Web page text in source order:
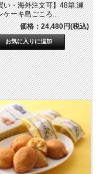
い・海外注文可】48箱:瀬
ケーキ島ごころ...
価格：24,480円(税込)